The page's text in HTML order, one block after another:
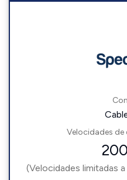
Velocidades de
(Velocidades limitadas